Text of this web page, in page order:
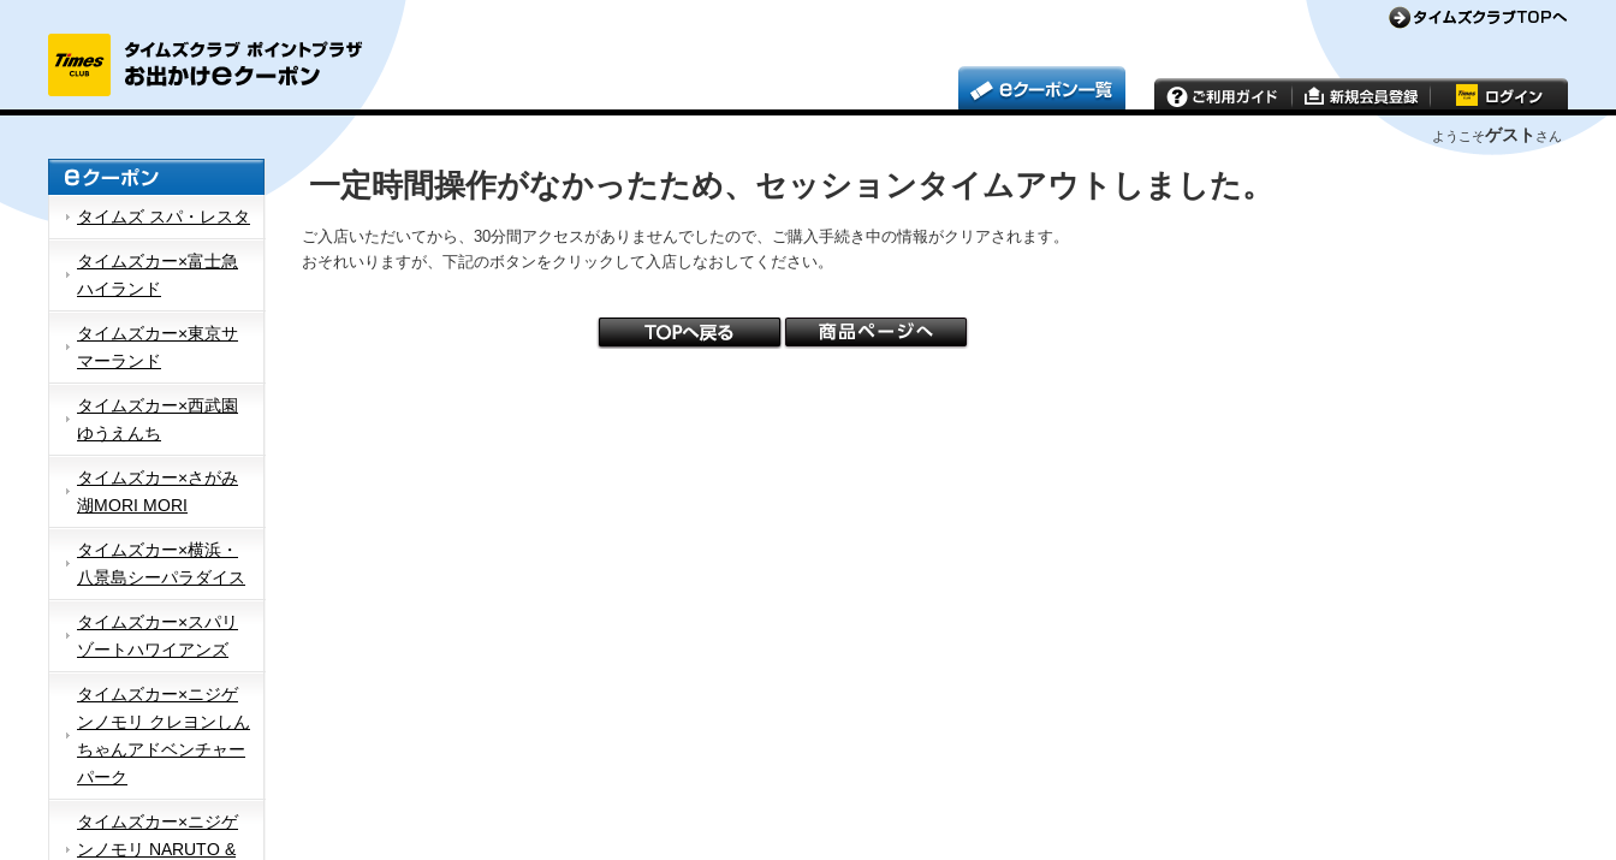
ようこそゲスト さん
タイムズ スパ・レスタ
タイムズカー×富士急
ハイランド
タイムズカー×東京サ
マーランド
タイムズカー×西武園
ゆうえんち
タイムズカー×さがみ
湖MORI MORI
タイムズカー×横浜・
八景島シーパラダイス
タイムズカー×スパリ
ゾートハワイアンズ
タイムズカー×ニジゲ
ンノモリ クレヨンしん
ちゃんアドベンチャー
パーク
タイムズカー×ニジゲ
ンノモリ NARUTO &
一定時間操作がなかったため、セッションタイムアウトしました。
ご入店いただいてから、30分間アクセスがありませんでしたので、ご購入手続き中の情報がクリアされます。
おそれいりますが、下記のボタンをクリックして入店しなおしてください。